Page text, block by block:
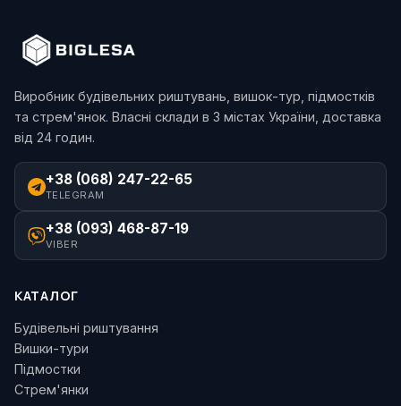
Виробник будівельних риштувань, вишок-тур, підмостків
та стрем'янок. Власні склади в 3 містах України, доставка
від 24 годин.
+38 (068) 247-22-65
TELEGRAM
+38 (093) 468-87-19
VIBER
КАТАЛОГ
Будівельні риштування
Вишки-тури
Підмостки
Стрем'янки